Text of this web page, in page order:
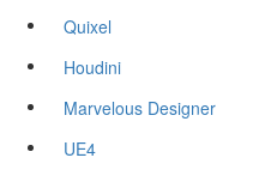
Quixel
Houdini
Marvelous Designer
UE4